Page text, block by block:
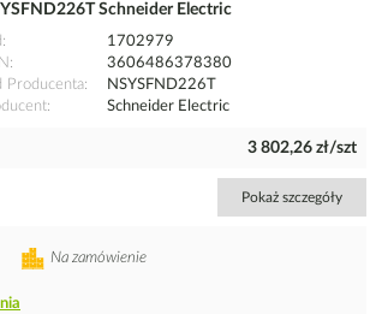
Schneider Electric
1702979
3606486378380
Producenta
NSYSFND226T
Schneider Electric
3 802,26 zł/szt
Pokaż szczegóły
Na zamówienie